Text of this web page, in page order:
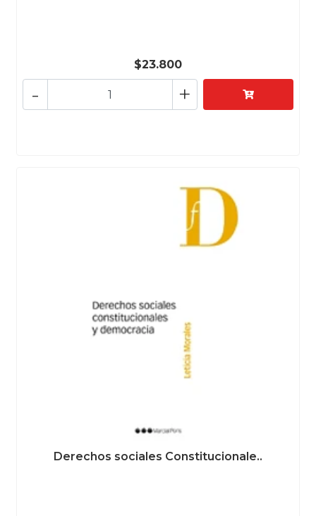
$23.800
+
-
Derechos sociales Constitucionale..